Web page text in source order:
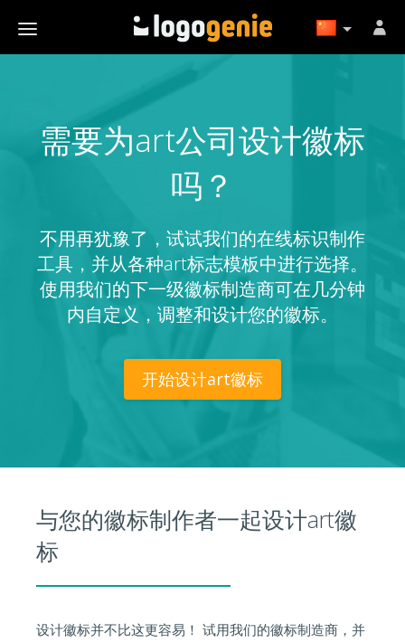
需要为art公司设计徽标
吗？
不用再犹豫了，试试我们的在线标识制作
工具，并从各种art标志模板中进行选择。
使用我们的下一级徽标制造商可在几分钟
内自定义，调整和设计您的徽标。
开始设计art徽标
与您的徽标制作者一起设计art徽
标
设计徽标并不比这更容易！ 试用我们的徽标制造商，并